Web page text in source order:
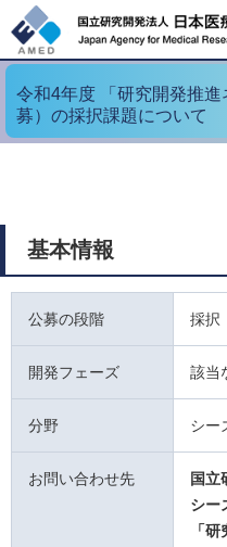
令和4年度 「研究開発推
募）の採択課題について
基本情報
公募の段階 採択
開発フェーズ 該当
分野 シー
お問い合わせ先
国立
シー
「